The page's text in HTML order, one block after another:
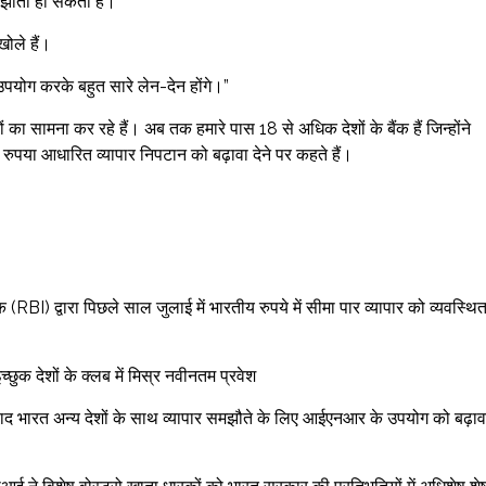
हैं।
करके बहुत सारे लेन-देन होंगे।”
का सामना कर रहे हैं। अब तक हमारे पास 18 से अधिक देशों के बैंक हैं जिन्होंने
आधारित व्यापार निपटान को बढ़ावा देने पर कहते हैं।
द्वारा पिछले साल जुलाई में भारतीय रुपये में सीमा पार व्यापार को व्यवस्थित
देशों के क्लब में मिस्र नवीनतम प्रवेश
भारत अन्य देशों के साथ व्यापार समझौते के लिए आईएनआर के उपयोग को